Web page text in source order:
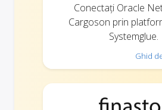
Conectați Oracle
Cargoson prin
Systemglue.
Ghid